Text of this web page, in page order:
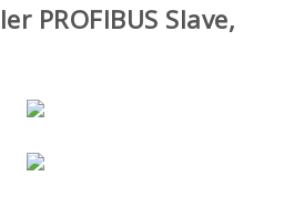
PROFIBUS Slave,